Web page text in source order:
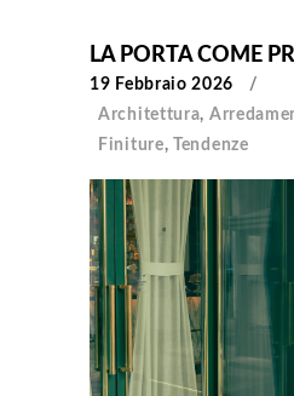
LA PORTA COME
19 Febbraio 2026
Architettura,
Finiture, Tendenze